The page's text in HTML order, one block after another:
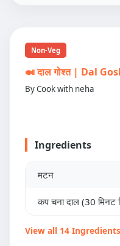
Non-Veg
🍛 दाल गोश्त | Dal
By Cook with neha
Ingredients
मटन
कप चना दाल (30 मिनट
View all 14 Ingredients